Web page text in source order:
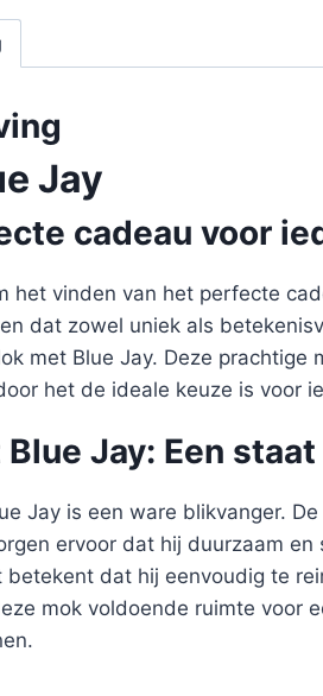
Jay
cadeau voor
het vinden van het perfecte
dat zowel uniek als
met Blue Jay. Deze
het de ideale keuze is voor
Jay: Een
Jay is een ware blikvanger.
ervoor dat hij duurzaam
dat hij eenvoudig te
mok voldoende ruimte voor